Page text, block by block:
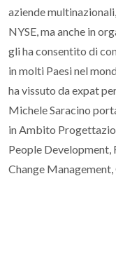
aziende
NYSE, ma anche in
gli ha consentito di
in molti Paesi nel
ha vissuto da expat
Michele Saracino
in Ambito
People Development,
Change Management,